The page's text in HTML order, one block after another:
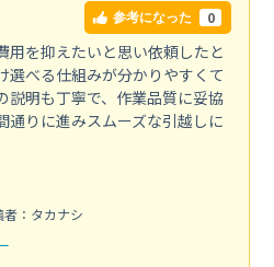
参考になった 0
用を抑えたいと思い依頼したと
選べる仕組みが分かりやすくて
説明も丁寧で、作業品質に妥協
通りに進みスムーズな引越しに
者：タカナシ